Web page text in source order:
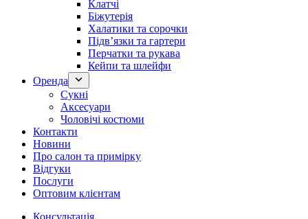
Клатчі
Біжутерія
Халатики та сорочки
Підвʼязки та гартери
Перчатки та рукава
Кейпи та шлейфи
Оренда
Сукні
Аксесуари
Чоловічі костюми
Контакти
Новини
Про салон та примірку
Відгуки
Послуги
Оптовим клієнтам
Консультація